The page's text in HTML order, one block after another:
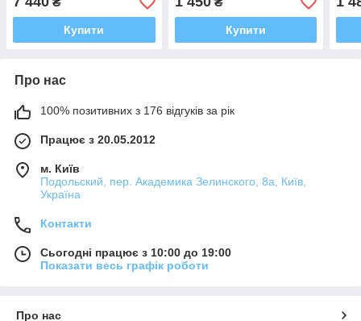
Купити Купити
Про нас
100% позитивних з 176 відгуків за рік
Працює з 20.05.2012
м. Київ
Подольский, пер. Академика Зелинского, 8а, Київ,
Україна
Контакти
Сьогодні працює з 10:00 до 19:00
Показати весь графік роботи
Про нас